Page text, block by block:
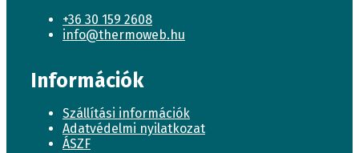
+36 30 159 2608
info@thermoweb.hu
Információk
Szállítási információk
Adatvédelmi nyilatkozat
ÁSZF